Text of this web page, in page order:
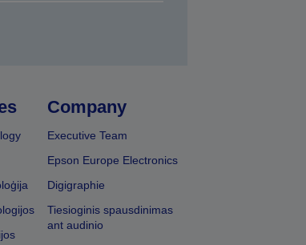
Company
Executive Team
Epson Europe Electronics
Digigraphie
Tiesioginis spausdinimas
ant audinio